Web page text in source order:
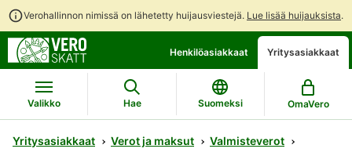
Verohallinnon nimissä on lähetetty huijausviestejä. Lue lisää huijauksista.
suoraan
sisältöön
koko
sivuston
hakuun
Henkilöasiakkaat Yritysasiakkaat
Valikko Hae Suomeksi OmaVero
Yritysasiakkaat Verot ja maksut
Valmisteverot